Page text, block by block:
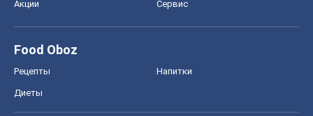
Акции Сервис
Food Oboz
Рецепты Напитки
Диеты